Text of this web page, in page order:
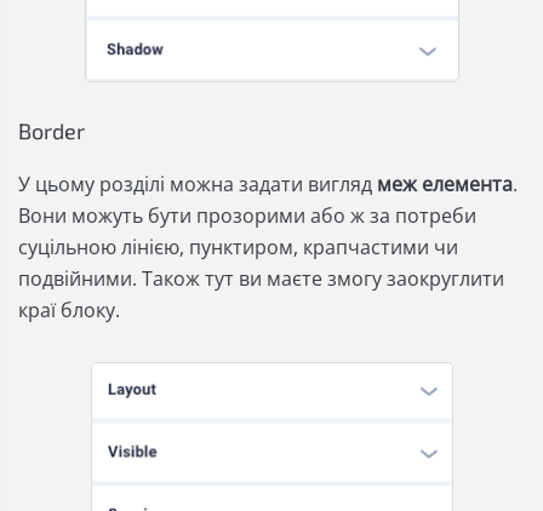
Border
У цьому розділі можна задати вигляд меж елемента.
Вони можуть бути прозорими або ж за потреби
суцільною лінією, пунктиром, крапчастими чи
подвійними. Також тут ви маєте змогу заокруглити
краї блоку.